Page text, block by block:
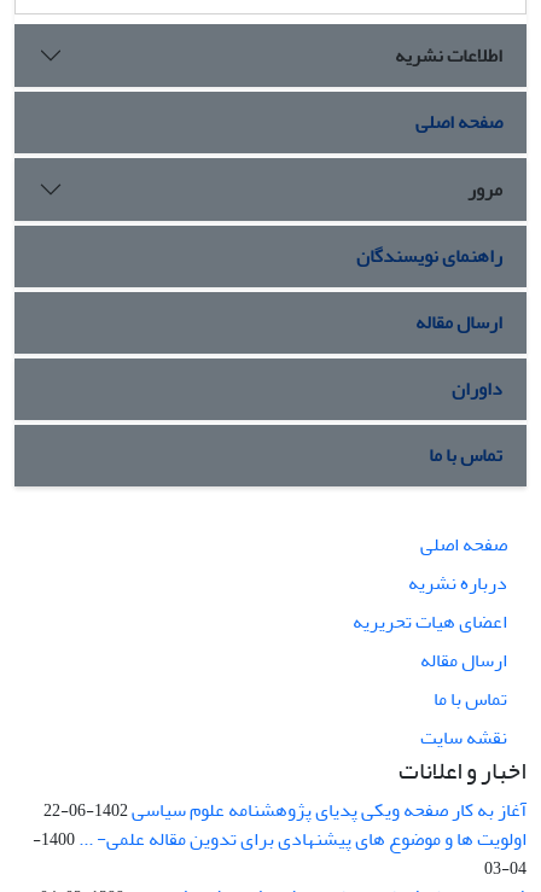
اطلاعات نشریه
صفحه اصلی
مرور
راهنمای نویسندگان
ارسال مقاله
داوران
تماس با ما
صفحه اصلی
درباره نشریه
اعضای هیات تحریریه
ارسال مقاله
تماس با ما
نقشه سایت
اخبار و اعلانات
آغاز به کار صفحه ویکی پدیای پژوهشنامه علوم سیاسی1402-06-22
اولویت ها و موضوع های پیشنهادی برای تدوین مقاله علمی- ...
1400-
04-03